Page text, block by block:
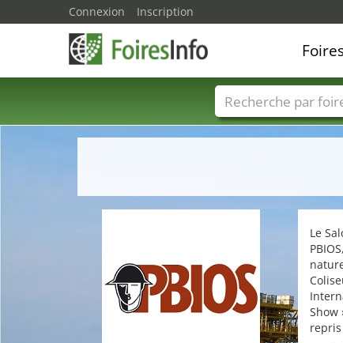
Le
Show
Connexion Inscription
Foire noms